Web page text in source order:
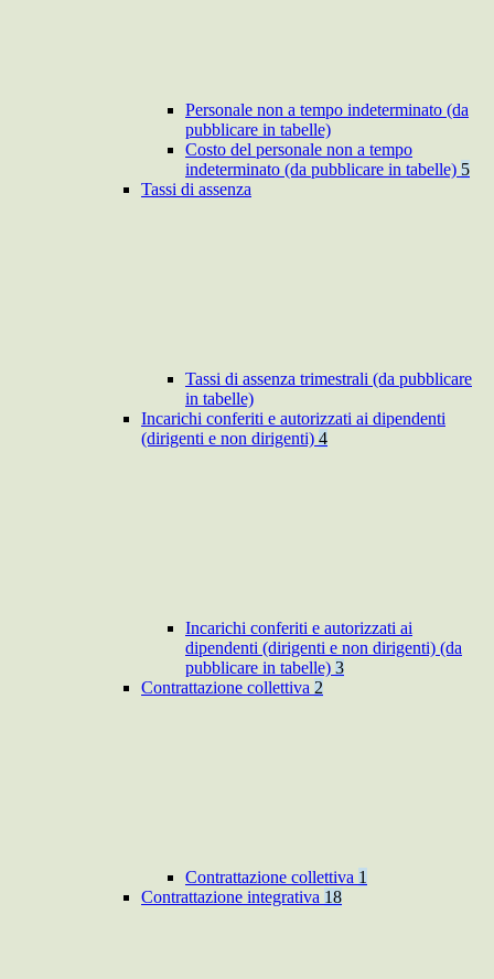
Personale non a tempo indeterminato (da
pubblicare in tabelle)
Costo del personale non a tempo
indeterminato (da pubblicare in tabelle) 5
Tassi di assenza
Tassi di assenza trimestrali (da pubblicare
in tabelle)
Incarichi conferiti e autorizzati ai dipendenti
(dirigenti e non dirigenti) 4
Incarichi conferiti e autorizzati ai
dipendenti (dirigenti e non dirigenti) (da
pubblicare in tabelle) 3
Contrattazione collettiva 2
Contrattazione collettiva 1
Contrattazione integrativa 18